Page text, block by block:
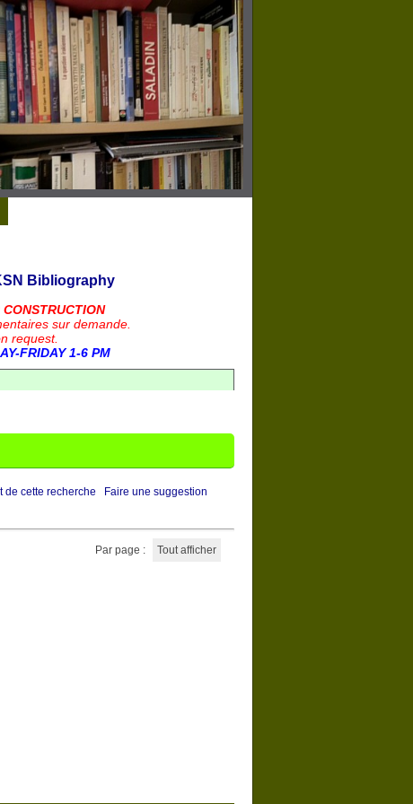
Bibliography
sur demande.
request.
FRIDAY 1-6 PM
de cette recherche Faire une suggestion
Par page : Tout afficher